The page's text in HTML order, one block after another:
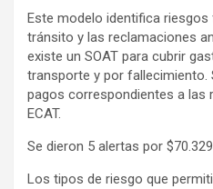
Este modelo identifica
tránsito y las reclamaciones
existe un SOAT para cubrir
transporte y por fallecimiento.
pagos correspondientes a las
ECAT.
Se dieron 5 alertas por
Los tipos de riesgo que